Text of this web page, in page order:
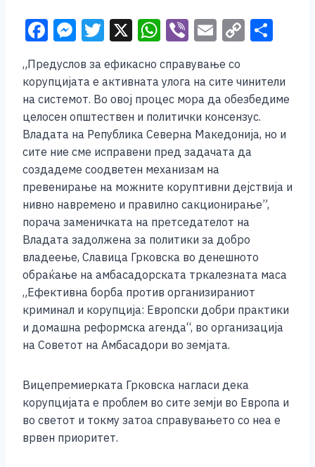
F
c
e
b
o
o
k
M
ss
e
n
g
er
T
wi
tt
er
X W
at
s
A
p
p
Vi
er
E
ai
l
C
p
y
Li
n
k
ar
e
„Предуслов за ефикасно справување со
корупцијата е активната улога на сите чинители
на системот. Во овој процес мора да обезбедиме
целосен општествен и политички консензус.
Владата на Република Северна Македонија, но и
сите ние сме исправени пред задачата да
создадеме соодветен механизам на
превенирање на можните коруптивни дејствија и
нивно навремено и правилно сакционирање”,
порача заменичката на претседaтелот на
Владата задолжена за политики за добро
владеење, Славица Грковска во денешното
обраќање на амбасадорската тркалезната маса
„Ефективна борба против организираниот
криминал и корупција: Европски добри практики
и домашна реформска агенда“, во организација
на Советот на Амбасадори во земјата.
Вицепремиерката Грковска нагласи дека
корупцијата е проблем во сите земји во Европа и
во светот и токму затоа справувањето со неа е
врвен приоритет.